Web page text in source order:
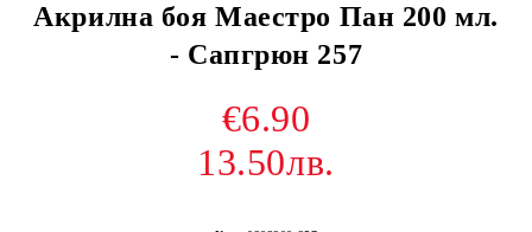
Акрилна боя Маестро Пан 200 мл.
- Сапгрюн 257
€6.90
13.50лв.